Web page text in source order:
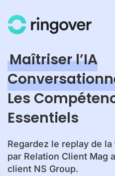
Maîtriser l’IA
Les
Essentiels
Regardez le replay de
par Relation Client Mag
client NS Group.